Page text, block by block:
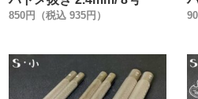
普段、金具の品質を金属製品と
弊社では、【日本製で高品質・
ークラフト工具製造メーカーの
850円（税込 935円）